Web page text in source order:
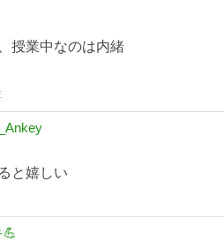
授業中なのは内緒
と嬉しい
💪